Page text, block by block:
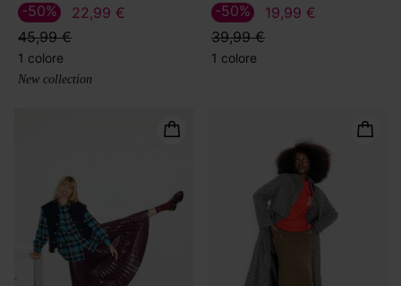
22,99 €
45,99 €
-50%
1 colore
New collection
19,99 €
39,99 €
-50%
1 colore